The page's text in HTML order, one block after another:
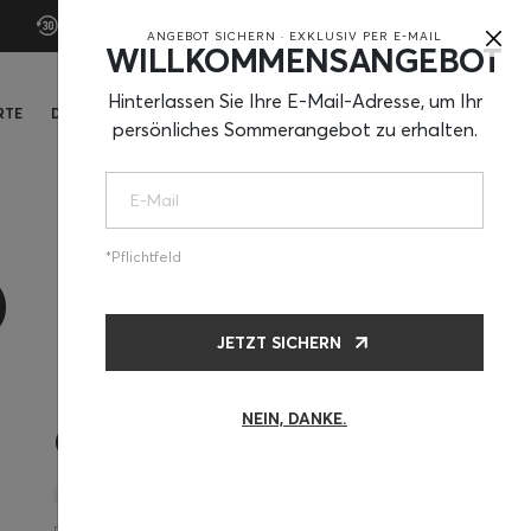
DE KAUFEN
CHF370
ANGEBOT SICHERN · EXKLUSIV PER E-MAIL
WILLKOMMENSANGEBOT
Hinterlassen Sie Ihre E-Mail-Adresse, um Ihr
persönliches Sommerangebot zu erhalten.
Pflichtfeld
JETZT SICHERN
NEIN, DANKE.